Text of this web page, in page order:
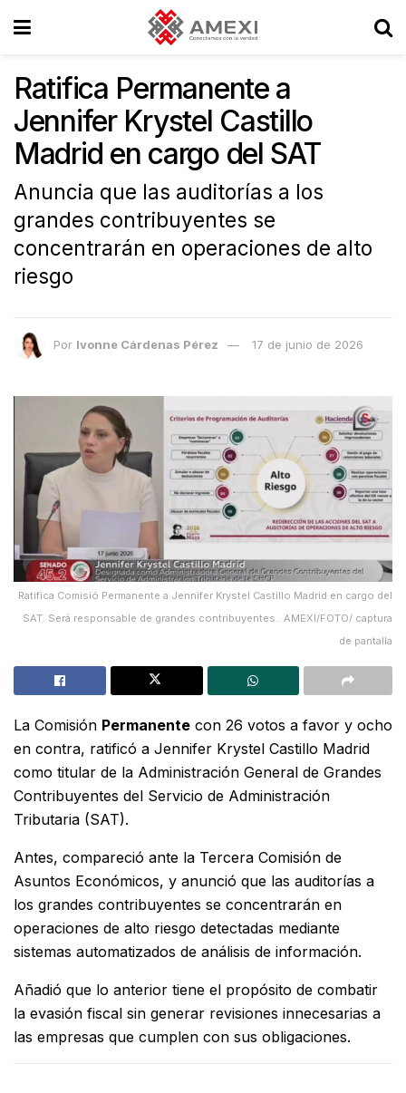
Ratifica Permanente a
Jennifer Krystel Castillo
Madrid en cargo del SAT
Anuncia que las auditorías a los
grandes contribuyentes se
concentrarán en operaciones de alto
riesgo
Por Ivonne Cárdenas Pérez 17 de junio de 2026
Ratifica Comisió Permanente a Jennifer Krystel Castillo Madrid en cargo del
SAT. Será responsable de grandes contribuyentes.. AMEXI/FOTO/ captura
de pantalla
La Comisión Permanente con 26 votos a favor y ocho
en contra, ratificó a Jennifer Krystel Castillo Madrid
como titular de la Administración General de Grandes
Contribuyentes del Servicio de Administración
Tributaria (SAT).
Antes, compareció ante la Tercera Comisión de
Asuntos Económicos, y anunció que las auditorías a
los grandes contribuyentes se concentrarán en
operaciones de alto riesgo detectadas mediante
sistemas automatizados de análisis de información.
Añadió que lo anterior tiene el propósito de combatir
la evasión fiscal sin generar revisiones innecesarias a
las empresas que cumplen con sus obligaciones.